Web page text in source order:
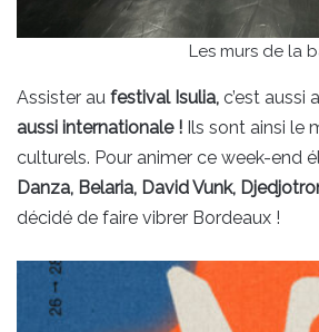
Les murs de la
Assister au festival Isulia, c’est aussi
aussi internationale ! Ils sont ainsi le
culturels. Pour animer ce week-end
Danza, Belaria, David Vunk,
décidé de faire vibrer Bordeaux !